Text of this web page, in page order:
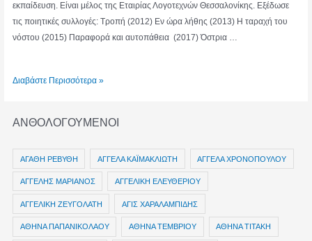
εκπαίδευση. Είναι μέλος της Εταιρίας Λογοτεχνών Θεσσαλονίκης. Εξέδωσε
τις ποιητικές συλλογές: Τροπή (2012) Εν ώρα λήθης (2013) Η ταραχή του
νόστου (2015) Παραφορά και αυτοπάθεια (2017) Όστρια …
ΧΡΥΣΑ
Διαβάστε Περισσότερα »
ΑΝΘΟΛΟΓΟΥΜΕΝΟΙ
ΑΓΑΘΗ ΡΕΒΥΘΗ ΑΓΓΕΛΑ ΚΑΪΜΑΚΛΙΩΤΗ ΑΓΓΕΛΑ ΧΡΟΝΟΠΟΥΛΟΥ
ΑΓΓΕΛΗΣ ΜΑΡΙΑΝΟΣ ΑΓΓΕΛΙΚΗ ΕΛΕΥΘΕΡΙΟΥ
ΑΓΓΕΛΙΚΗ ΖΕΥΓΟΛΑΤΗ ΑΓΙΣ ΧΑΡΑΛΑΜΠΙΔΗΣ
ΑΘΗΝΑ ΠΑΠΑΝΙΚΟΛΑΟΥ ΑΘΗΝΑ ΤΕΜΒΡΙΟΥ ΑΘΗΝΑ ΤΙΤΑΚΗ